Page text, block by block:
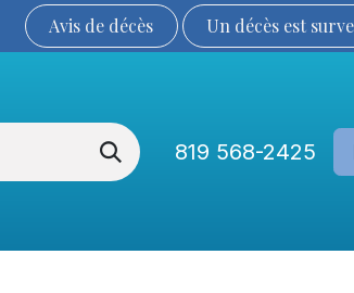
Avis de décès Un décès est
819 568-2425